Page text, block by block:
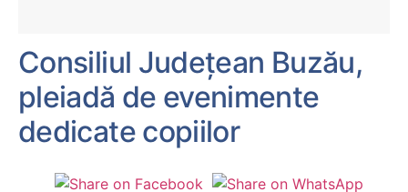
Consiliul Județean Buzău,
pleiadă de evenimente
dedicate copiilor